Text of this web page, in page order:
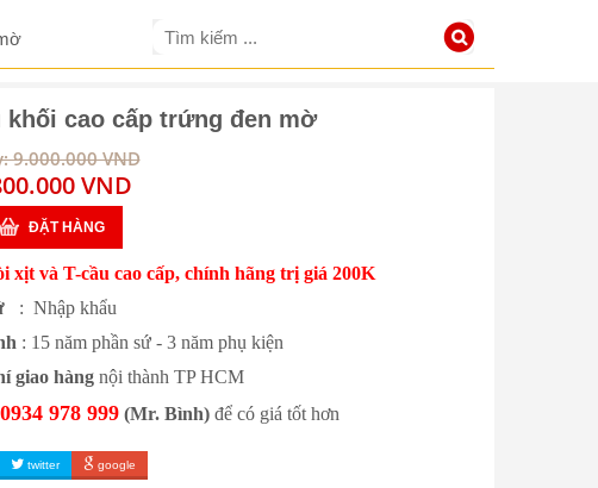
khối cao cấp trứng đen mờ
9.000.000 VND
VND
ĐẶT HÀNG
xịt và T-cầu cao cấp, chính hãng trị giá 200K
: Nhập khẩu
: 15 năm phần sứ - 3 năm phụ kiện
giao hàng nội thành TP HCM
0934 978 999 (Mr. Bình)để có giá tốt hơn
twitter google